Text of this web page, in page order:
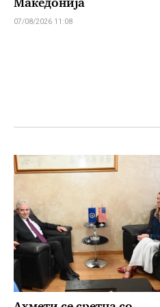
Македонија
07/08/2026 11:08